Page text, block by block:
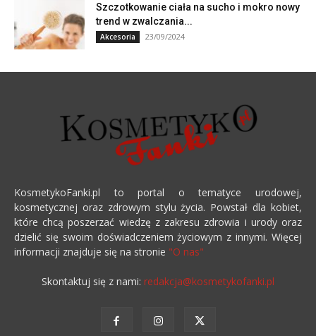
Szczotkowanie ciała na sucho i mokro nowy
trend w zwalczania...
Akcesoria 23/09/2024
KosmetykoFanki.pl to portal o tematyce urodowej,
kosmetycznej oraz zdrowym stylu życia. Powstał dla kobiet,
które chcą poszerzać wiedzę z zakresu zdrowia i urody oraz
dzielić się swoim doświadczeniem życiowym z innymi. Więcej
informacji znajduje się na stronie "O nas"
Skontaktuj się z nami: redakcja@kosmetykofanki.pl